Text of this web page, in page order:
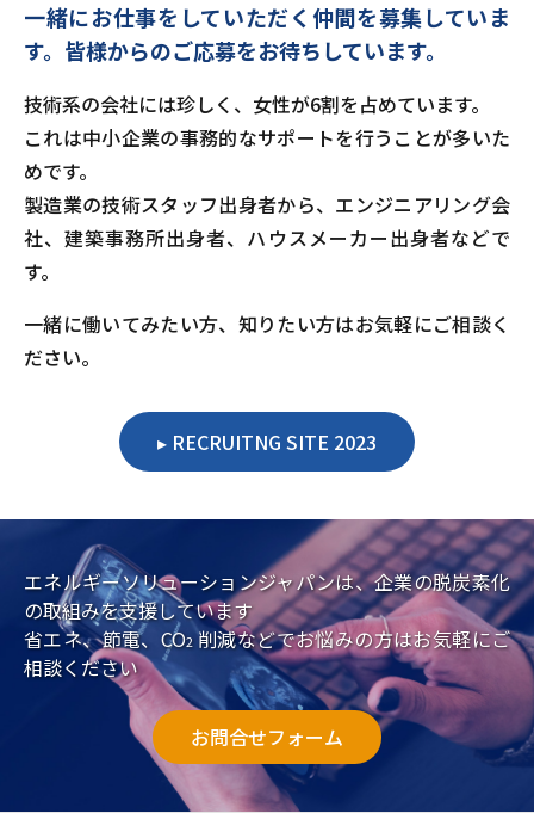
一緒にお仕事をしていただく仲間を募集していま
す。 皆様からのご応募をお待ちしています。
技術系の会社には珍しく、女性が6割を占めています。
これは中小企業の事務的なサポートを行うことが多いた
めです。
製造業の技術スタッフ出身者から、エンジニアリング会
社、建築事務所出身者、ハウスメーカー出身者などで
す。
一緒に働いてみたい方、知りたい方はお気軽にご相談く
ださい。
RECRUITNG SITE 2023
エネルギーソリューションジャパンは、企業の脱炭素化
の取組みを支援しています
省エネ、節電、CO2 削減などでお悩みの方はお気軽にご
相談ください
お問合せフォーム